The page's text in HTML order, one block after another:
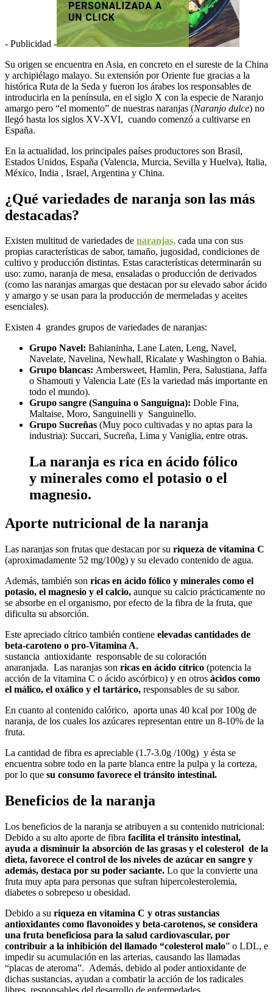
- Publicidad -
Su origen se encuentra en Asia, en concreto en el sureste de la China
y archipiélago malayo. Su extensión por Oriente fue gracias a la
histórica Ruta de la Seda y fueron los árabes los responsables de
introducirla en la península, en el siglo X con la especie de Naranjo
amargo pero “el momento” de nuestras naranjas (Naranjo dulce) no
llegó hasta los siglos XV-XVI, cuando comenzó a cultivarse en
España.
En la actualidad, los principales países productores son Brasil,
Estados Unidos, España (Valencia, Murcia, Sevilla y Huelva), Italia,
México, India , Israel, Argentina y China.
¿Qué variedades de naranja son las más
destacadas?
Existen multitud de variedades de naranjas, cada una con sus
propias características de sabor, tamaño, jugosidad, condiciones de
cultivo y producción distintas. Estas características determinarán su
uso: zumo, naranja de mesa, ensaladas o producción de derivados
(como las naranjas amargas que destacan por su elevado sabor ácido
y amargo y se usan para la producción de mermeladas y aceites
esenciales).
Existen 4 grandes grupos de variedades de naranjas:
Grupo Navel: Bahianinha, Lane Laten, Leng, Navel,
Navelate, Navelina, Newhall, Ricalate y Washington o Bahia.
Grupo blancas: Ambersweet, Hamlin, Pera, Salustiana, Jaffa
o Shamouti y Valencia Late (Es la variedad más importante en
todo el mundo).
Grupo sangre (Sanguina o Sanguigna): Doble Fina,
Maltaise, Moro, Sanguinelli y Sanguinello.
Grupo Sucreñas (Muy poco cultivadas y no aptas para la
industria): Succari, Sucreña, Lima y Vaniglia, entre otras.
La naranja es rica en ácido fólico
y minerales como el potasio o el
magnesio.
Aporte nutricional de la naranja
Las naranjas son frutas que destacan por su riqueza de vitamina C
(aproximadamente 52 mg/100g) y su elevado contenido de agua.
Además, también son ricas en ácido fólico y minerales como el
potasio, el magnesio y el calcio, aunque su calcio prácticamente no
se absorbe en el organismo, por efecto de la fibra de la fruta, que
dificulta su absorción.
Este apreciado cítrico también contiene elevadas cantidades de
beta-caroteno o pro-Vitamina A,
sustancia antioxidante responsable de su coloración
anaranjada. Las naranjas son ricas en ácido cítrico (potencia la
acción de la vitamina C o ácido ascórbico) y en otros ácidos como
el málico, el oxálico y el tartárico, responsables de su sabor.
En cuanto al contenido calórico, aporta unas 40 kcal por 100g de
naranja, de los cuales los azúcares representan entre un 8-10% de la
fruta.
La cantidad de fibra es apreciable (1.7-3.0g /100g) y ésta se
encuentra sobre todo en la parte blanca entre la pulpa y la corteza,
por lo que su consumo favorece el tránsito intestinal.
Beneficios de la naranja
Los beneficios de la naranja se atribuyen a su contenido nutricional:
Debido a su alto aporte de fibra facilita el tránsito intestinal,
ayuda a disminuir la absorción de las grasas y el colesterol de la
dieta, favorece el control de los niveles de azúcar en sangre y
además, destaca por su poder saciante. Lo que la convierte una
fruta muy apta para personas que sufran hipercolesterolemia,
diabetes o sobrepeso u obesidad.
Debido a su riqueza en vitamina C y otras sustancias
antioxidantes como flavonoides y beta-carotenos, se considera
una fruta beneficiosa para la salud cardiovascular, por
contribuir a la inhibición del llamado “colesterol malo” o LDL, e
impedir su acumulación en las arterias, causando las llamadas
“placas de ateroma”. Además, debido al poder antioxidante de
dichas sustancias, ayudan a combatir la acción de los radicales
libres, responsables del desarrollo de enfermedades